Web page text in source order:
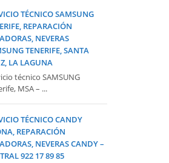
TÉCNICO SAMSUNG
REPARACIÓN
NEVERAS
TENERIFE, SANTA
LA LAGUNA
técnico SAMSUNG
MSA – ...
TÉCNICO CANDY
REPARACIÓN
NEVERAS CANDY –
922 17 89 85